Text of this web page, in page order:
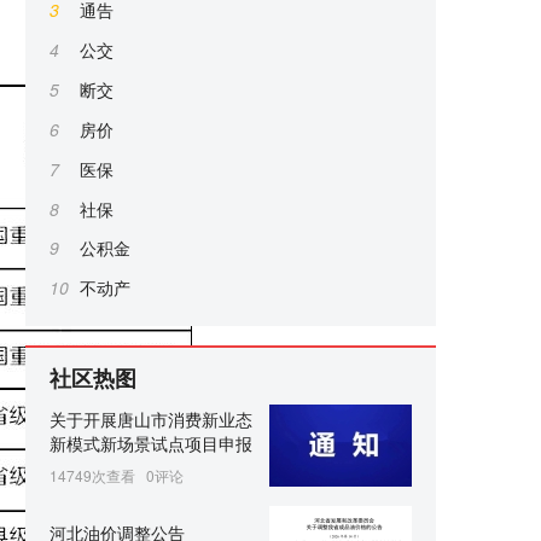
3
通告
4
公交
5
断交
6
房价
7
医保
8
社保
9
公积金
10 不动产
社区热图
关于开展唐山市消费新业态
新模式新场景试点项目申报
14749次查看 0评论
河北油价调整公告